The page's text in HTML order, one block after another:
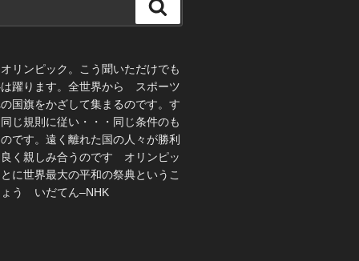
索
リンピック。こう聞いただけでも
躍ります。全世界から スポーツ
国旗をかざして集まるのです。す
じ規則に従い・・・同じ条件のも
です。遠く離れた国の人々が勝利
く親しみ合うのです オリンピッ
に世界最大の平和の祭典というこ
ょう いだてん–NHK